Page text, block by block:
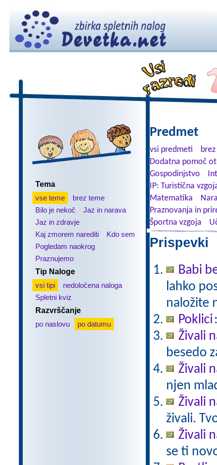
Tema
vse teme
brez teme
Bilo je nekoč
Jaz in narava
Jaz in zdravje
Kaj zmorem narediti
Kdo sem
Pogledam naokrog
Praznujemo
Tip Naloge
vsi tipi
nedoločena naloga
Spletni kviz
Razvrščanje
po naslovu
po datumu
Predmet
vsi predmeti
Dodatna pomoč
Gospodinjstvo
IP: Turistična
Matematika
Praznovanja in
Športna vzgoja
Prispevki
Babi
lahko
naložite
Poklici
Živali
besedo
Živali
njen
Živali
živali.
Živali
se ti